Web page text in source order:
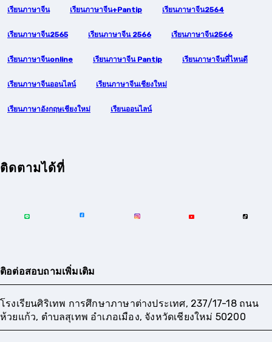
เรียนภาษาจีน เรียนภาษาจีน+pantip เรียนภาษาจีน2564
เรียนภาษาจีน2565 เรียนภาษาจีน 2566 เรียนภาษาจีน2566
เรียนภาษาจีนonline เรียนภาษาจีน Pantip เรียนภาษาจีนที่ไหนดี
เรียนภาษาจีนออนไลน์ เรียนภาษาจีนเชียงใหม่
เรียนภาษาอังกฤษเชียงใหม่ เรียนออนไลน์
ติดตามได้ที่
ติอต่อสอบถามเพิ่มเติม
โรงเรียนศิริเทพ การศึกษาภาษาต่างประเทศ, 237/17-18 ถนน
ห้วยแก้ว, ตำบลสุเทพ อำเภอเมือง, จังหวัดเชียงใหม่ 50200